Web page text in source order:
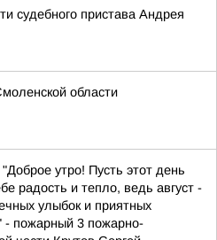
судебного пристава Андрея
области
утро! Пусть этот день
радость и тепло, ведь август -
улыбок и приятных
- пожарный 3 пожарно-